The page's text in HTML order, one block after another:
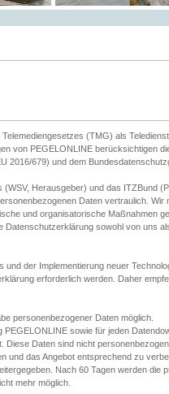
(TMG) als
von PEGELONLINE berücksichtigen
2016/679) und dem
Herausgeber) und das ITZBund
Daten vertraulich.
und organisatorische Maßnahmen
sowohl von uns
der Implementierung neuer
erforderlich werden. Daher
personenbezogener Daten möglich.
sowie für jeden
Diese Daten sind nicht
und das Angebot entsprechend zu
Nach 60 Tagen werden die
mehr möglich.